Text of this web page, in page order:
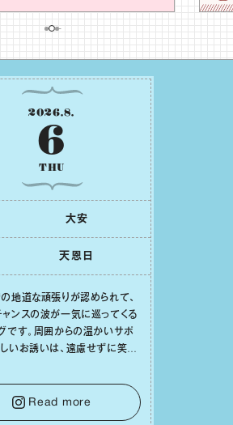
2026.8.
6
THU
⼤安
天恩⽇
地道な頑張りが認められて、
ンスの波が⼀気に巡ってくる
です。周囲からの温かいサポ
いお誘いは、遠慮せずに笑顔
ていくイメージを持って⼀歩を
。⼀⼈⼀⼈の良いところが混
、ハッピーな未来が形作られて
Read more